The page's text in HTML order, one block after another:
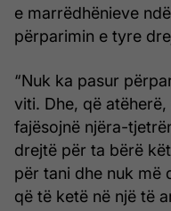
e marrëdhënieve
përparimin e tyre
“Nuk ka pasur
viti. Dhe, që
fajësojnë njëra-
drejtë për ta bërë
për tani dhe nuk më
që të ketë në një të